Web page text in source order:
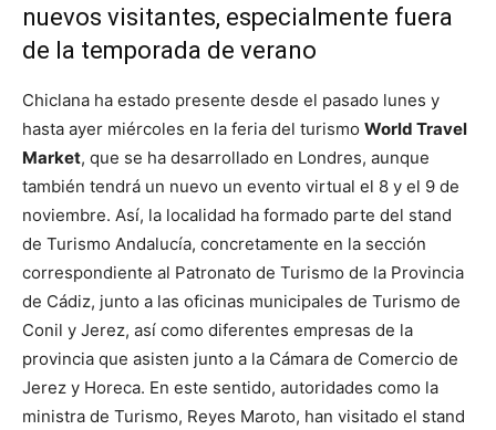
nuevos visitantes, especialmente fuera
de la temporada de verano
Chiclana ha estado presente desde el pasado lunes y
hasta ayer miércoles en la feria del turismo World Travel
Market, que se ha desarrollado en Londres, aunque
también tendrá un nuevo un evento virtual el 8 y el 9 de
noviembre. Así, la localidad ha formado parte del stand
de Turismo Andalucía, concretamente en la sección
correspondiente al Patronato de Turismo de la Provincia
de Cádiz, junto a las oficinas municipales de Turismo de
Conil y Jerez, así como diferentes empresas de la
provincia que asisten junto a la Cámara de Comercio de
Jerez y Horeca. En este sentido, autoridades como la
ministra de Turismo, Reyes Maroto, han visitado el stand